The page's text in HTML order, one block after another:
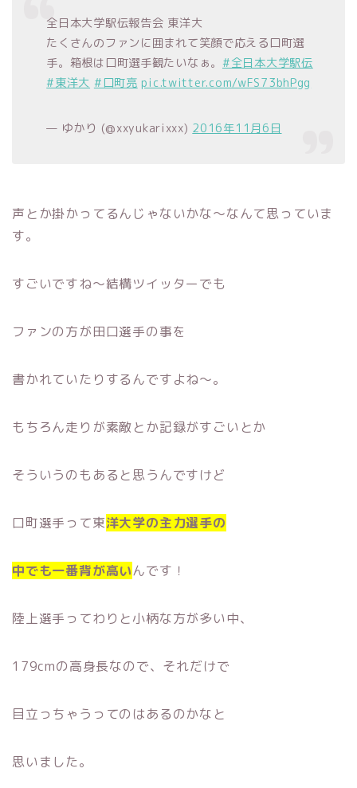
全日本大学駅伝報告会 東洋大
たくさんのファンに囲まれて笑顔で応える口町選
手。箱根は口町選手観たいなぁ。 #全日本大学駅伝
#東洋大 #口町亮 pic.twitter.com/wFS73bhPgg
— ゆかり (@xxyukarixxx) 2016年11月6日
声とか掛かってるんじゃないかな〜なんて思っていま
す。
すごいですね〜結構ツイッターでも
ファンの方が田口選手の事を
書かれていたりするんですよね〜。
もちろん走りが素敵とか記録がすごいとか
そういうのもあると思うんですけど
口町選手って東洋大学の主力選手の
中でも一番背が高いんです！
陸上選手ってわりと小柄な方が多い中、
179cmの高身長なので、それだけで
目立っちゃうってのはあるのかなと
思いました。